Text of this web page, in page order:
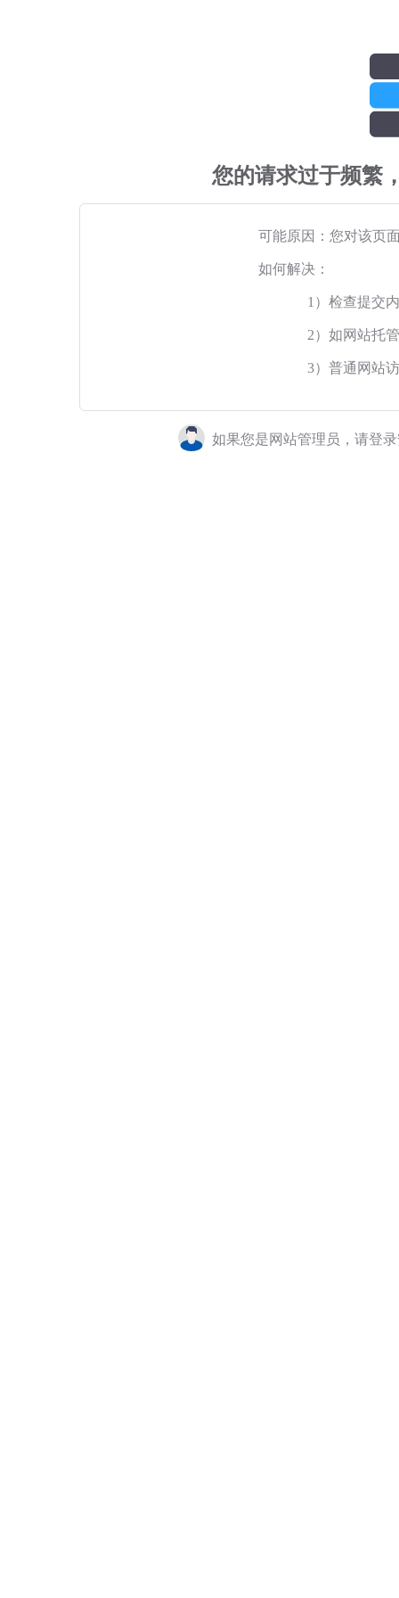
您的请求过于频繁
可能原因：您对该页
如何解决：
1）检查提交
2）如网站托
3）普通网站
如果您是网站管理员，请登